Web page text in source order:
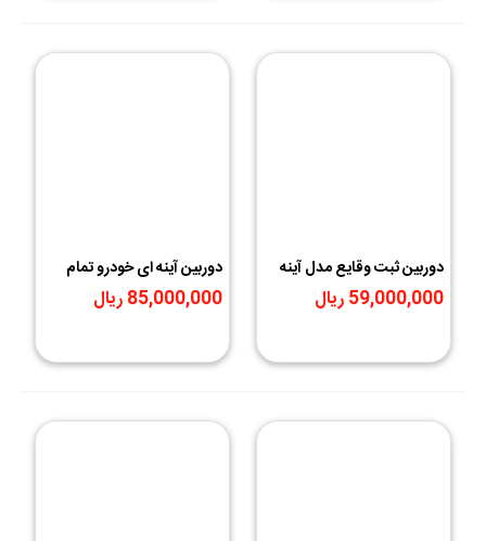
دوربین ثبت وقایع مدل آینه
ای سه دوربین
59,000,000 ریال
دوربین آینه ای خودرو تمام
تاچ
85,000,000 ریال